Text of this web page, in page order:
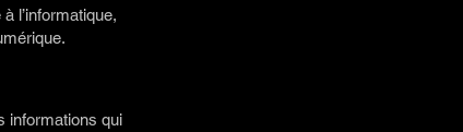
l’informatique,
informations qui